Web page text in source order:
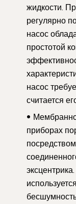
жидкости.
регулярно
насос
простотой
насос
считается
приборах